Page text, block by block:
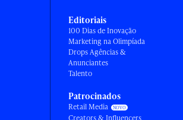
Editoriais
100 Dias de Inovação
Marketing na Olimpíada
Drops Agências &
Anunciantes
Talento
Patrocinados
Retail Media
Creators & Influencers